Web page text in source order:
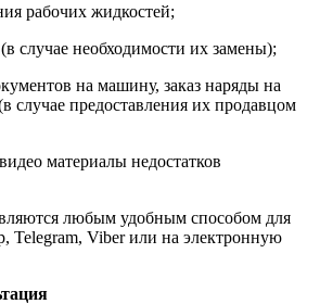
рабочих жидкостей;
случае необходимости их замены);
на машину, заказ наряды на
случае предоставления их продавцом
материалы недостатков
любым удобным способом для
Telegram, Viber или на электронную